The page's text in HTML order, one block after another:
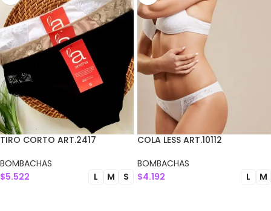
TIRO CORTO ART.2417
BOMBACHAS
$5.522 L M S
COLA LESS ART.10112
BOMBACHAS
$4.192 L M